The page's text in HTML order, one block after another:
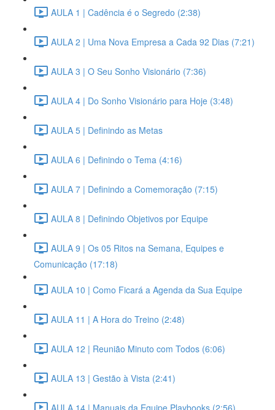
AULA 1 | Cadência é o Segredo (2:38)
AULA 2 | Uma Nova Empresa a Cada 92 Dias (7:21)
AULA 3 | O Seu Sonho Visionário (7:36)
AULA 4 | Do Sonho Visionário para Hoje (3:48)
AULA 5 | Definindo as Metas
AULA 6 | Definindo o Tema (4:16)
AULA 7 | Definindo a Comemoração (7:15)
AULA 8 | Definindo Objetivos por Equipe
AULA 9 | Os 05 Ritos na Semana, Equipes e
Comunicação (17:18)
AULA 10 | Como Ficará a Agenda da Sua Equipe
AULA 11 | A Hora do Treino (2:48)
AULA 12 | Reunião Minuto com Todos (6:06)
AULA 13 | Gestão à Vista (2:41)
AULA 14 | Manuais da Equipe Playbooks (2:56)